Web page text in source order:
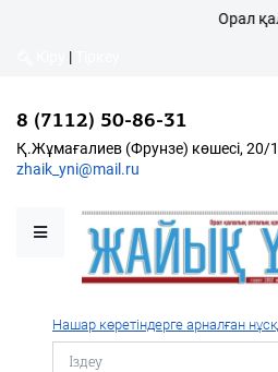
Қалалықтар қаперіне
Қоғам
Дені сау ұлт
Орал
|
8 (7112) 50-86-31
Қ.Жұмағалиев (Фрунзе) көшесі, 20/1
zhaik_yni@mail.ru
Нашар көретіндерге арналған